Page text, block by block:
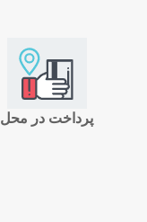
پرداخت در محل